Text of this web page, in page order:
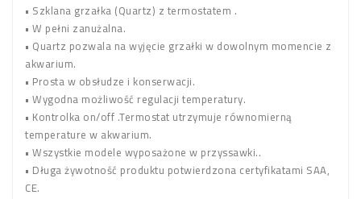
• Szklana grzałka (Quartz) z termostatem .
• W pełni zanużalna.
• Quartz pozwala na wyjęcie grzałki w dowolnym momencie z
akwarium.
• Prosta w obsłudze i konserwacji.
• Wygodna możliwość regulacji temperatury.
• Kontrolka on/off .Termostat utrzymuje równomierną
temperature w akwarium.
• Wszystkie modele wyposażone w przyssawki..
• Długa żywotność produktu potwierdzona certyfikatami SAA,
CE.